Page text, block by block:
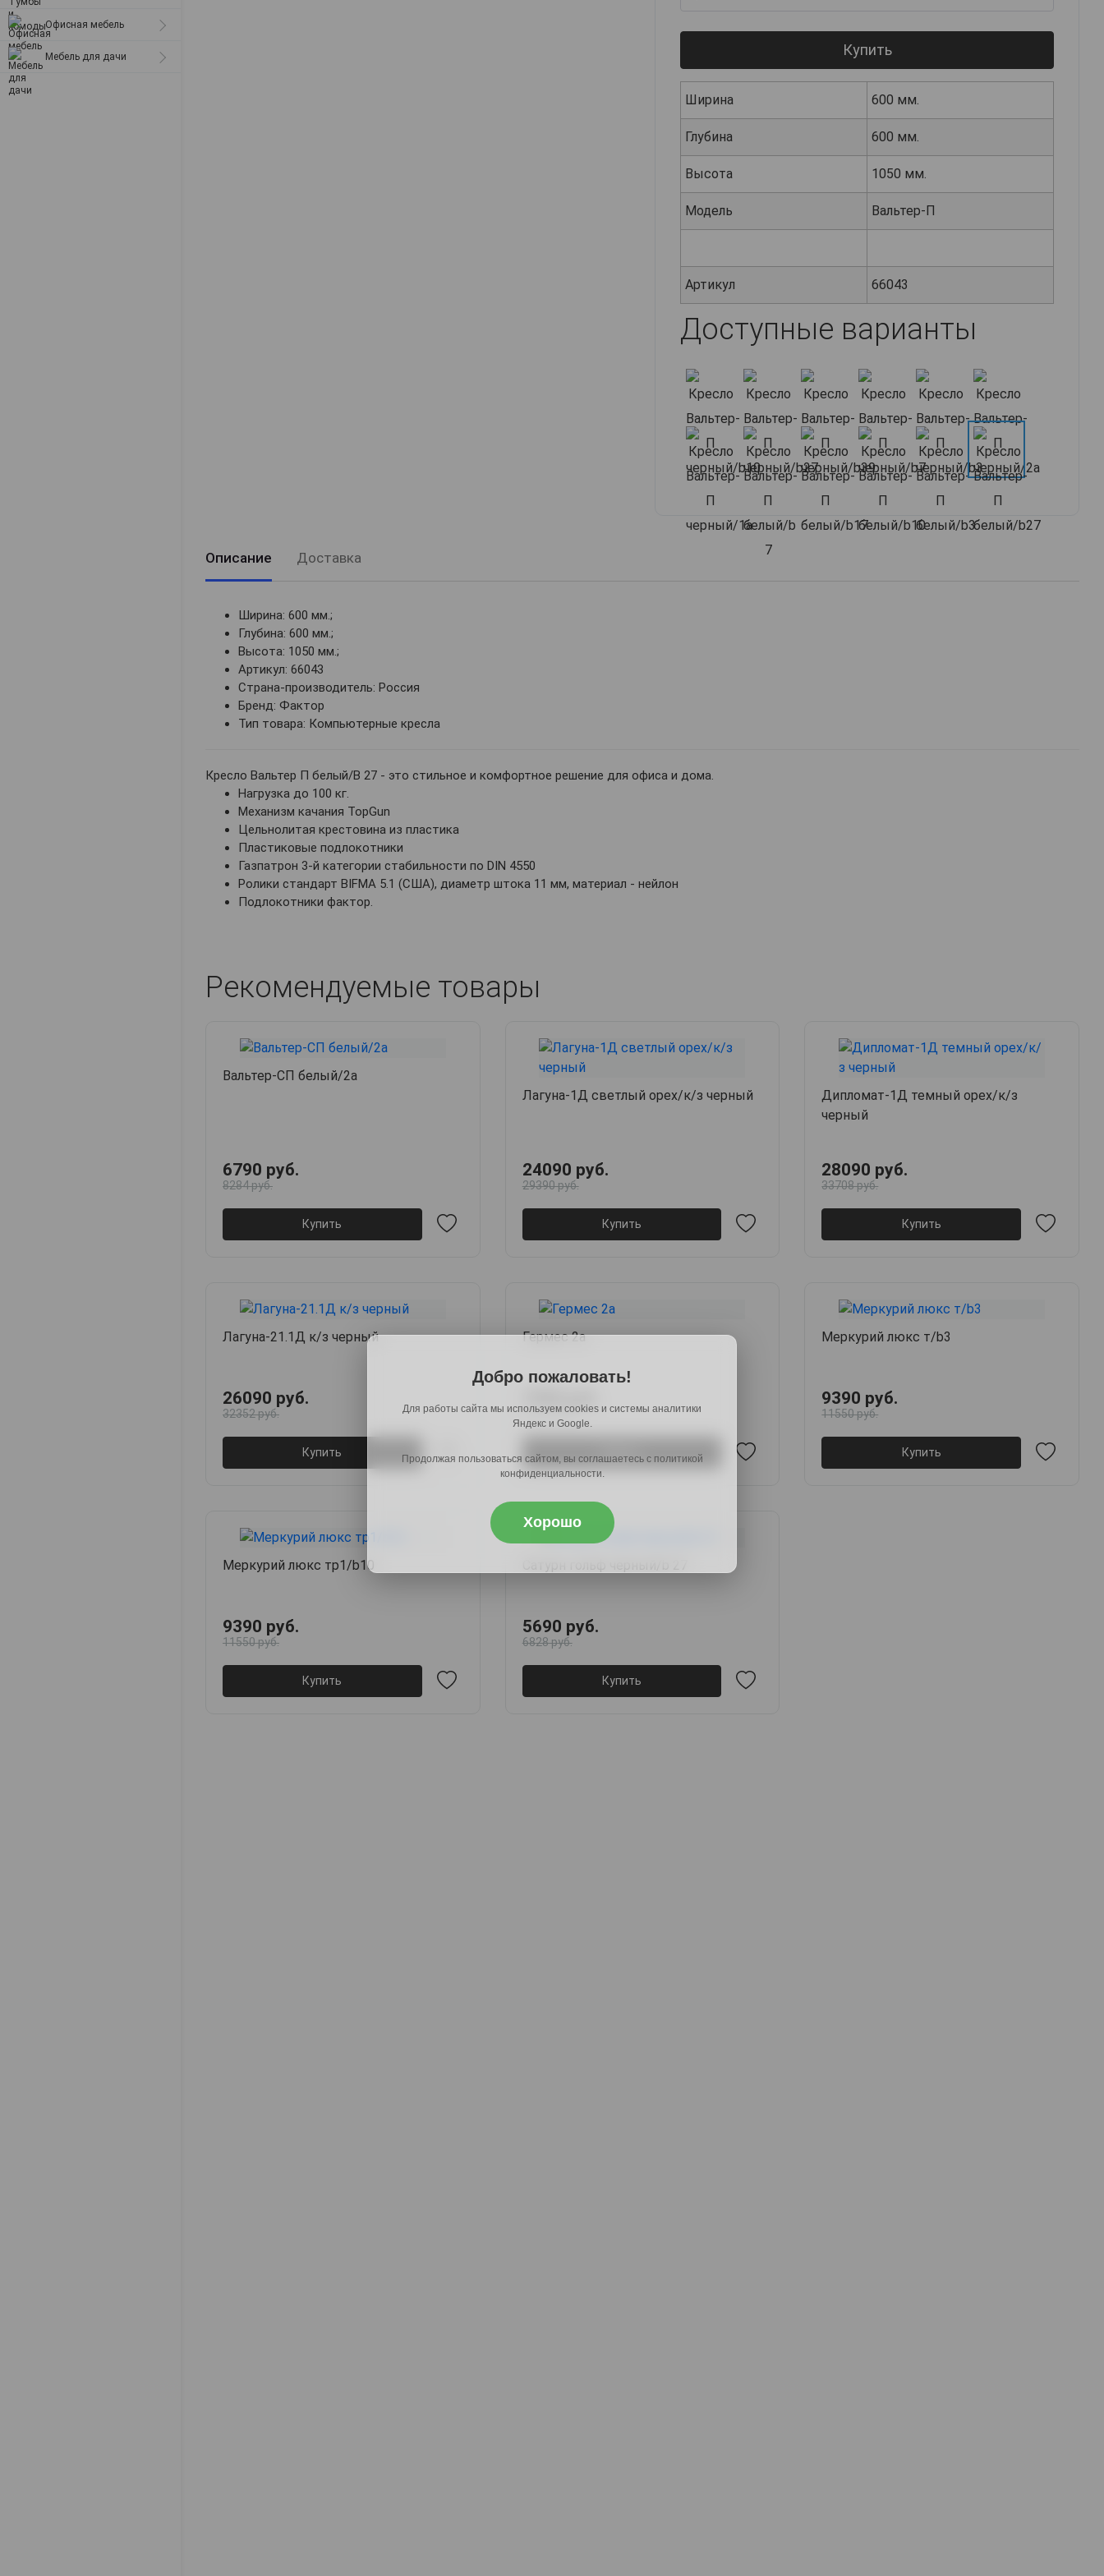
Офисная мебель
Мебель для дачи Купить
Ширина 600 мм.
Глубина 600 мм.
Высота 1050 мм.
Модель Вальтер-П
Артикул 66043
Доступные варианты
Описание Доставка
Ширина: 600 мм.;
Глубина: 600 мм.;
Высота: 1050 мм.;
Артикул: 66043
Страна-производитель: Россия
Бренд: Фактор
Тип товара: Компьютерные кресла
Кресло Вальтер П белый/B 27 - это стильное и комфортное решение для офиса и дома.
Нагрузка до 100 кг.
Механизм качания TopGun
Цельнолитая крестовина из пластика
Пластиковые подлокотники
Газпатрон 3-й категории стабильности по DIN 4550
Ролики стандарт BIFMA 5.1 (США), диаметр штока 11 мм, материал - нейлон
Подлокотники фактор.
Рекомендуемые товары
Вальтер-СП белый/2а
6790 руб.
8284 руб.
Купить
Лагуна-1Д светлый орех/к/з черный
24090 руб.
29390 руб.
Купить
Дипломат-1Д темный орех/к/з
черный
28090 руб.
33708 руб.
Купить
Лагуна-21.1Д к/з черный
26090 руб.
32352 руб.
Купить
Гермес 2а
9164 руб.
Меркурий люкс т/b3
9390 руб.
11550 руб.
Купить
Меркурий люкс тр1/b10
9390 руб.
11550 руб.
Купить
5690 руб.
6828 руб.
Купить
Добро пожаловать!
Для работы сайта мы используем cookies и системы аналитики
Яндекс и Google.
Продолжая пользоваться сайтом, вы соглашаетесь с политикой
конфиденциальности.
Хорошо